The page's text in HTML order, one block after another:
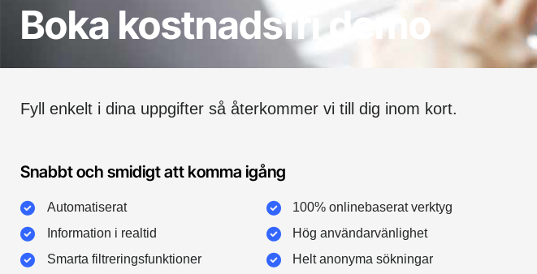
Boka kostnadsfri demo
Fyll enkelt i dina uppgifter så återkommer vi till dig inom kort.
Snabbt och smidigt att komma igång
Automatiserat
Information i realtid
Smarta filtreringsfunktioner
100% onlinebaserat verktyg
Hög användarvänlighet
Helt anonyma sökningar